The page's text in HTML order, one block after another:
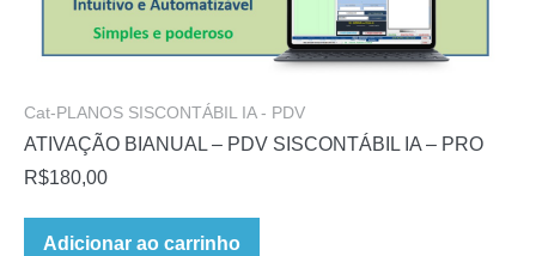
Cat-PLANOS SISCONTÁBIL IA - PDV
ATIVAÇÃO BIANUAL – PDV SISCONTÁBIL IA – PRO
R$180,00
Adicionar ao carrinho